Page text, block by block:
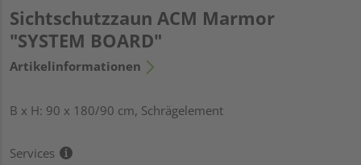
Sichtschutzzaun ACM Marmor
"SYSTEM BOARD"
Artikelinformationen
B x H: 90 x 180/90 cm, Schrägelement
Services